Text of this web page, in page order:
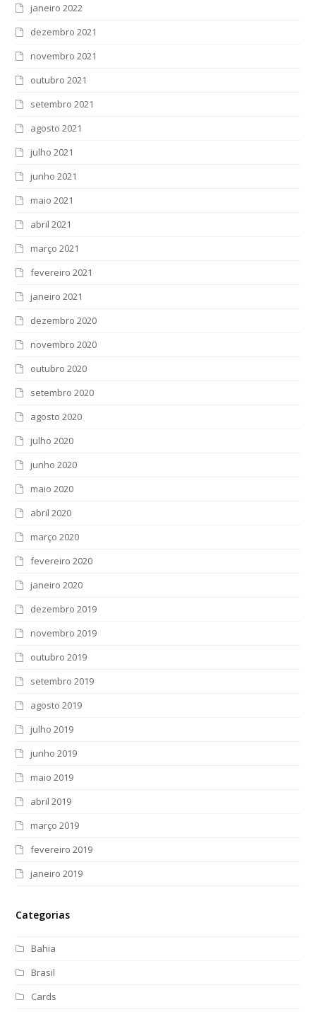
janeiro 2022
dezembro 2021
novembro 2021
outubro 2021
setembro 2021
agosto 2021
julho 2021
junho 2021
maio 2021
abril 2021
março 2021
fevereiro 2021
janeiro 2021
dezembro 2020
novembro 2020
outubro 2020
setembro 2020
agosto 2020
julho 2020
junho 2020
maio 2020
abril 2020
março 2020
fevereiro 2020
janeiro 2020
dezembro 2019
novembro 2019
outubro 2019
setembro 2019
agosto 2019
julho 2019
junho 2019
maio 2019
abril 2019
março 2019
fevereiro 2019
janeiro 2019
Categorias
Bahia
Brasil
Cards